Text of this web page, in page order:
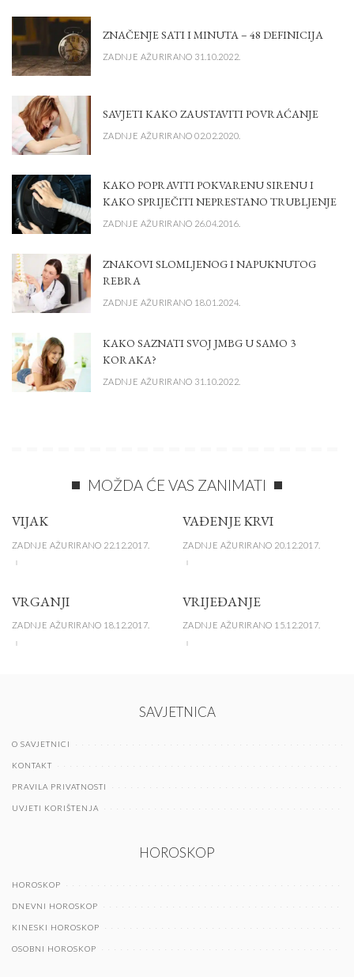
ZNAČENJE SATI I MINUTA – 48 DEFINICIJA
ZADNJE AŽURIRANO 31.10.2022.
SAVJETI KAKO ZAUSTAVITI POVRAĆANJE
ZADNJE AŽURIRANO 02.02.2020.
KAKO POPRAVITI POKVARENU SIRENU I
KAKO SPRIJEČITI NEPRESTANO TRUBLJENJE
ZADNJE AŽURIRANO 26.04.2016.
ZNAKOVI SLOMLJENOG I NAPUKNUTOG
REBRA
ZADNJE AŽURIRANO 18.01.2024.
KAKO SAZNATI SVOJ JMBG U SAMO 3
KORAKA?
ZADNJE AŽURIRANO 31.10.2022.
MOŽDA ĆE VAS ZANIMATI
VIJAK
ZADNJE AŽURIRANO 22.12.2017.
VAĐENJE KRVI
ZADNJE AŽURIRANO 20.12.2017.
VRGANJI
ZADNJE AŽURIRANO 18.12.2017.
VRIJEĐANJE
ZADNJE AŽURIRANO 15.12.2017.
SAVJETNICA
O SAVJETNICI
KONTAKT
PRAVILA PRIVATNOSTI
UVJETI KORIŠTENJA
HOROSKOP
HOROSKOP
DNEVNI HOROSKOP
KINESKI HOROSKOP
OSOBNI HOROSKOP